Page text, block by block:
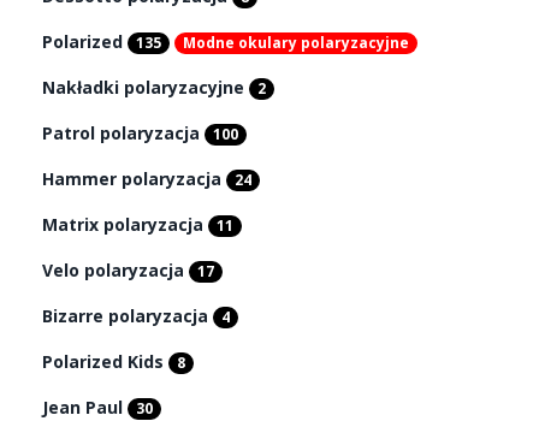
Polarized 135 Modne okulary polaryzacyjne
Nakładki polaryzacyjne 2
Patrol polaryzacja 100
Hammer polaryzacja 24
Matrix polaryzacja 11
Velo polaryzacja 17
Bizarre polaryzacja 4
Polarized Kids 8
Jean Paul 30